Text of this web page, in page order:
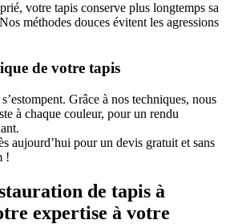
votre tapis conserve plus longtemps sa
méthodes douces évitent les agressions
de votre tapis
Grâce à nos techniques, nous
à chaque couleur, pour un rendu
aujourd’hui pour un devis gratuit et sans
!
de tapis à
expertise à votre